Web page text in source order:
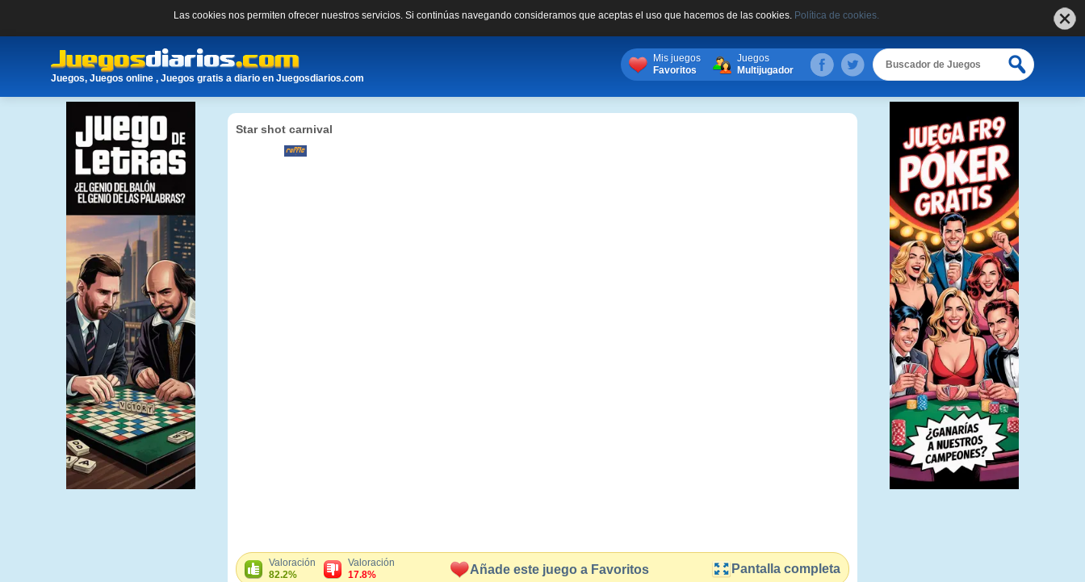
Las cookies nos permiten ofrecer nuestros servicios. Si continúas navegando consideramos que aceptas el uso que hacemos de las cookies. Política de cookies.
Juegos, Juegos online , Juegos gratis a diario en Juegosdiarios.com
Mis juegos
Favoritos
Juegos
Multijugador
Star shot carnival
Valoración
82.2%
Valoración
17.8%
Añade este juego a Favoritos Pantalla completa